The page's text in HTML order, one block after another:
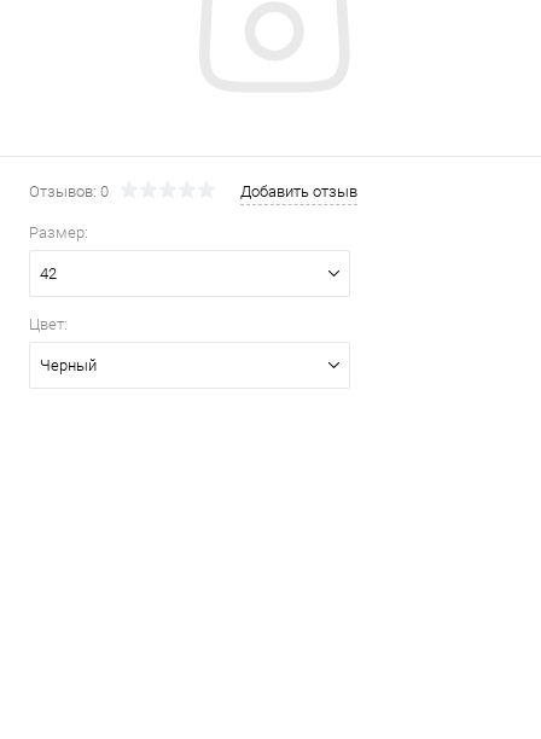
Отзывов: 0 Добавить отзыв
Размер:
42
Цвет:
Черный